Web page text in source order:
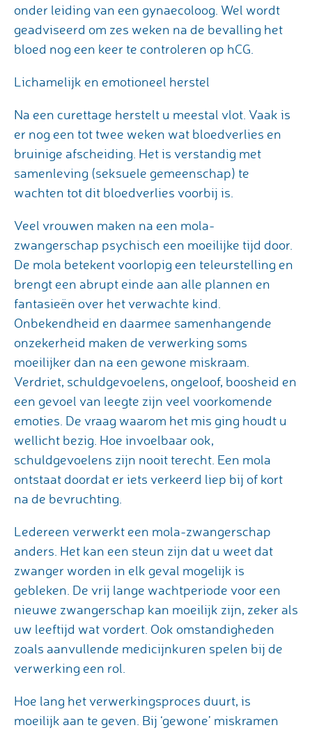
onder leiding van een gynaecoloog. Wel wordt
geadviseerd om zes weken na de bevalling het
bloed nog een keer te controleren op hCG.
Lichamelijk en emotioneel herstel
Na een curettage herstelt u meestal vlot. Vaak is
er nog een tot twee weken wat bloedverlies en
bruinige afscheiding. Het is verstandig met
samenleving (seksuele gemeenschap) te
wachten tot dit bloedverlies voorbij is.
Veel vrouwen maken na een mola-
zwangerschap psychisch een moeilijke tijd door.
De mola betekent voorlopig een teleurstelling en
brengt een abrupt einde aan alle plannen en
fantasieën over het verwachte kind.
Onbekendheid en daarmee samenhangende
onzekerheid maken de verwerking soms
moeilijker dan na een gewone miskraam.
Verdriet, schuldgevoelens, ongeloof, boosheid en
een gevoel van leegte zijn veel voorkomende
emoties. De vraag waarom het mis ging houdt u
wellicht bezig. Hoe invoelbaar ook,
schuldgevoelens zijn nooit terecht. Een mola
ontstaat doordat er iets verkeerd liep bij of kort
na de bevruchting.
Ledereen verwerkt een mola-zwangerschap
anders. Het kan een steun zijn dat u weet dat
zwanger worden in elk geval mogelijk is
gebleken. De vrij lange wachtperiode voor een
nieuwe zwangerschap kan moeilijk zijn, zeker als
uw leeftijd wat vordert. Ook omstandigheden
zoals aanvullende medicijnkuren spelen bij de
verwerking een rol.
Hoe lang het verwerkingsproces duurt, is
moeilijk aan te geven. Bij ‘gewone’ miskramen